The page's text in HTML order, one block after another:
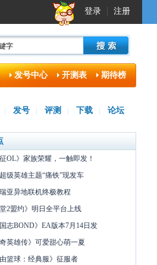
登录 注册
发号中心 开测表 期待榜
发号 评测 下载 论坛
征OL》家族荣耀，一触即发！
级英雄主题“痛铁”现发车
亚异地联机终极教程
堂2盟约》明日全平台上线
国志BOND》EA版本7月14日发
奇英雄传》可爱甜心萌一夏
由篮球：经典服》征服者